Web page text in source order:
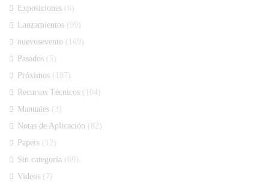
Exposiciones (6)
Lanzamientos (99)
nuevosevento (169)
Pasados (5)
Próximos (187)
Recursos Técnicos (104)
Manuales (3)
Notas de Aplicación (82)
Papers (12)
Sin categoría (69)
Videos (7)